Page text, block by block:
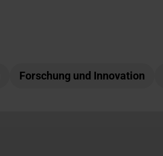
Forschung und Innovation